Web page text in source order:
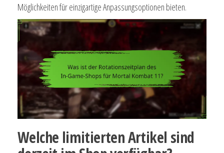
Möglichkeiten für einzigartige Anpassungsoptionen bieten.
Welche limitierten Artikel sind